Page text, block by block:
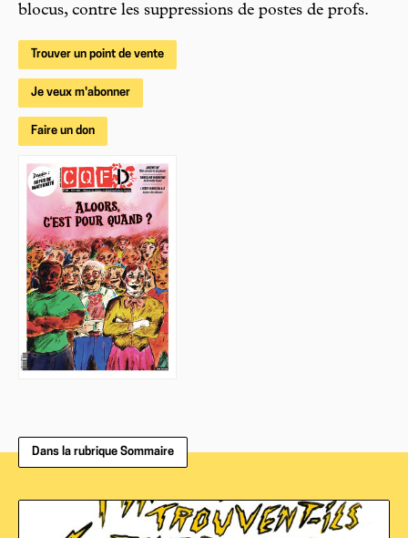
blocus, contre les suppressions de postes de profs.
Trouver un point de vente
Je veux m'abonner
Faire un don
Dans la rubrique Sommaire